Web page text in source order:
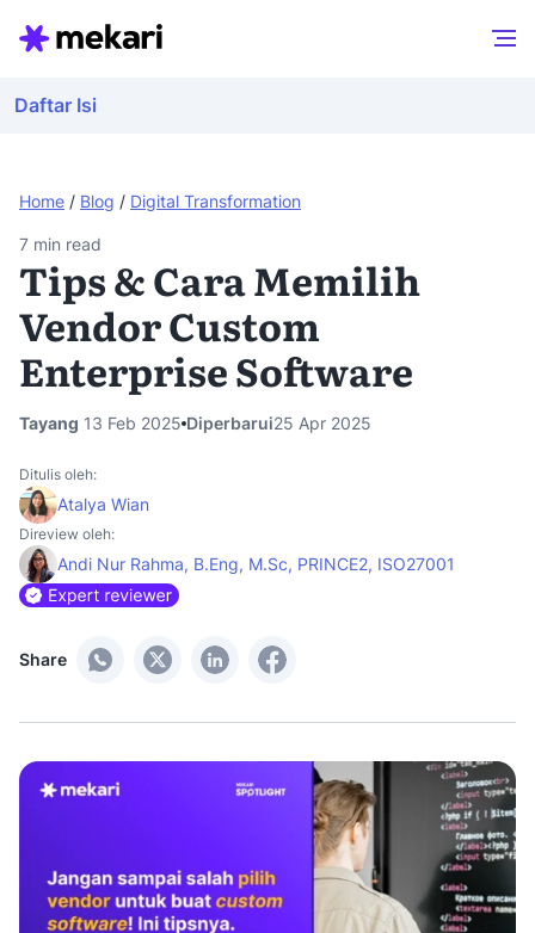
Home / Blog / Digital Transformation
Daftar Isi
7 min read
Tips & Cara Memilih
Vendor Custom
Enterprise Software
Tayang 13 Feb 2025 Diperbarui25 Apr 2025
Share
Ditulis oleh:
Atalya Wian
Direview oleh:
Andi Nur Rahma, B.Eng, M.Sc, PRINCE2, ISO27001